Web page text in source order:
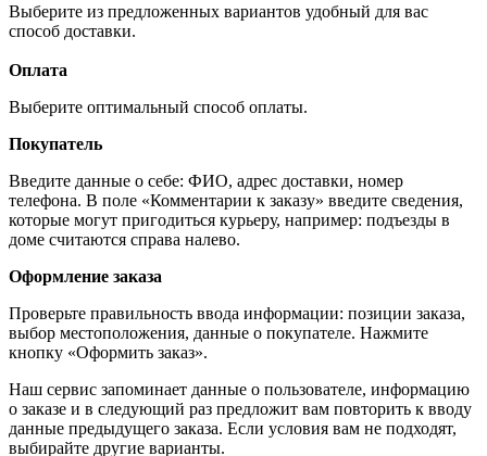
Выберите из предложенных вариантов удобный для вас
способ доставки.
Оплата
Выберите оптимальный способ оплаты.
Покупатель
Введите данные о себе: ФИО, адрес доставки, номер
телефона. В поле «Комментарии к заказу» введите сведения,
которые могут пригодиться курьеру, например: подъезды в
доме считаются справа налево.
Оформление заказа
Проверьте правильность ввода информации: позиции заказа,
выбор местоположения, данные о покупателе. Нажмите
кнопку «Оформить заказ».
Наш сервис запоминает данные о пользователе, информацию
о заказе и в следующий раз предложит вам повторить к вводу
данные предыдущего заказа. Если условия вам не подходят,
выбирайте другие варианты.